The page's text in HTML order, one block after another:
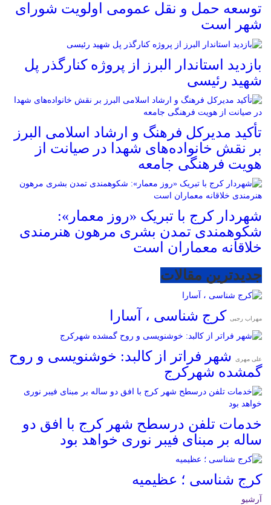
توسعه حمل و نقل عمومی اولویت شورای
شهر است
بازدید استاندار البرز از پروژه کنارگذر پل
شهید رئیسی
تأکید مدیرکل فرهنگ و ارشاد اسلامی البرز
بر نقش خانواده‌های شهدا در صیانت از
هویت فرهنگی جامعه
شهردار کرج با تبریک «روز معمار»:
شکوهمندی تمدن بشری مرهون هنرمندی
خلاقانه معماران است
جدیدترین مقالات
مهراب رجبی کرج شناسی ، آسارا
علی مهری
شهر فراتر از کالبد: خوشنویسی و روح
گمشده شهرکرج
خدمات تلفن درسطح شهر کرج با افق دو
ساله بر مبنای فیبر نوری خواهد بود
کرج شناسی ؛ عظیمیه
آرشیو